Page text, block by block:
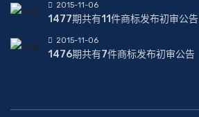
2015-11-06
1477期共有11件商标发布初审公告
2015-11-06
1476期共有7件商标发布初审公告